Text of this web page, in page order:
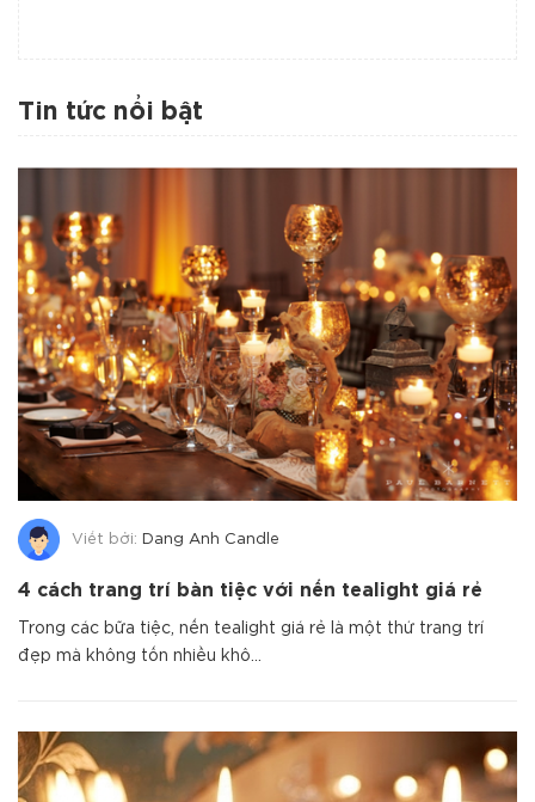
Tin tức nổi bật
Viết bởi: Dang Anh Candle
4 cách trang trí bàn tiệc với nến tealight giá rẻ
Trong các bữa tiệc, nến tealight giá rẻ là một thứ trang trí
đẹp mà không tốn nhiều khô...